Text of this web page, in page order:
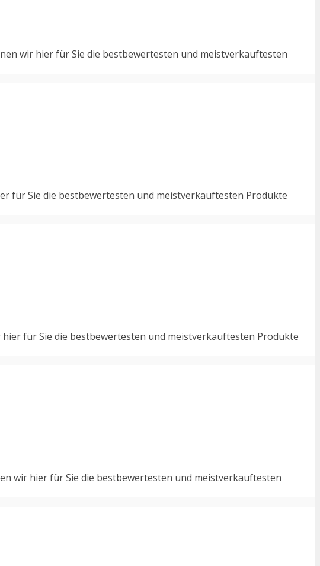
wir hier für Sie die bestbewertesten und meistverkauftesten
für Sie die bestbewertesten und meistverkauftesten Produkte
für Sie die bestbewertesten und meistverkauftesten Produkte
wir hier für Sie die bestbewertesten und meistverkauftesten